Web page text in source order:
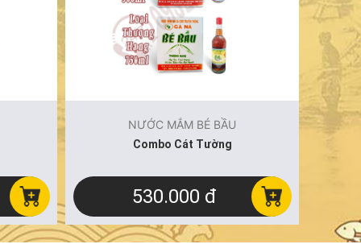
NƯỚC MẮM BÉ BẦU
Combo Cát Tường
530.000 đ